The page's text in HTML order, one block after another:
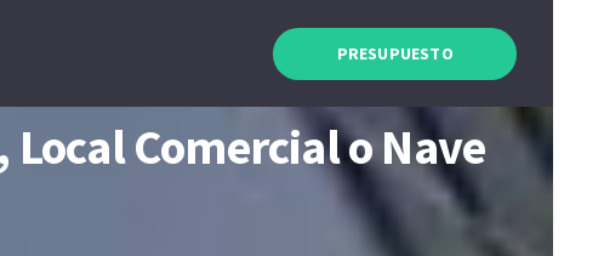
PRESUPUESTO
Comercial o Nave